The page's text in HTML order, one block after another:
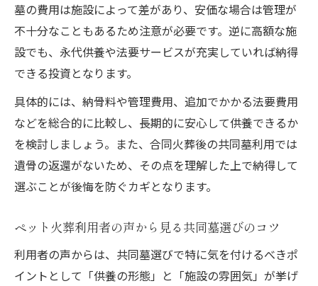
墓の費用は施設によって差があり、安価な場合は管理が
不十分なこともあるため注意が必要です。逆に高額な施
設でも、永代供養や法要サービスが充実していれば納得
できる投資となります。
具体的には、納骨料や管理費用、追加でかかる法要費用
などを総合的に比較し、長期的に安心して供養できるか
を検討しましょう。また、合同火葬後の共同墓利用では
遺骨の返還がないため、その点を理解した上で納得して
選ぶことが後悔を防ぐカギとなります。
ペット火葬利用者の声から見る共同墓選びのコツ
利用者の声からは、共同墓選びで特に気を付けるべきポ
イントとして「供養の形態」と「施設の雰囲気」が挙げ